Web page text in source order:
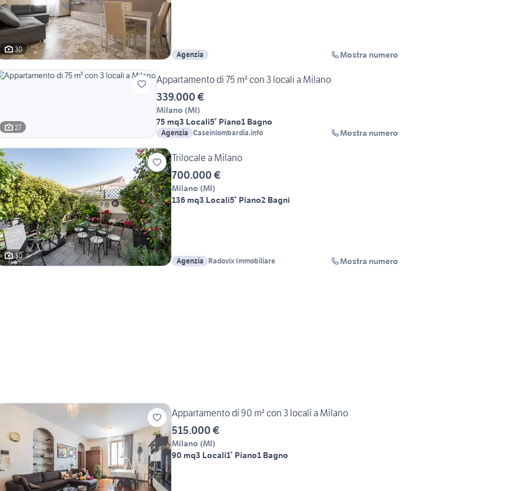
30
Agenzia Mostra numero
27
Appartamento di 75 m² con 3 locali a Milano
339.000 €
Milano (MI)
75 mq3 Locali5° Piano1 Bagno
Agenzia Caseinlombardia.info Mostra numero
30
Trilocale a Milano
700.000 €
Milano (MI)
136 mq3 Locali5° Piano2 Bagni
Agenzia Radovix Immobiliare Mostra numero
Appartamento di 90 m² con 3 locali a Milano
515.000 €
Milano (MI)
90 mq3 Locali1° Piano1 Bagno